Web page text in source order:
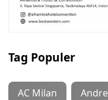
Tag Populer
AC Milan